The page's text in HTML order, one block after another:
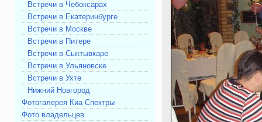
Встречи в Чебоксарах
Встречи в Екатеринбурге
Встречи в Москве
Встречи в Питере
Встречи в Сыктывкаре
Встречи в Ульяновске
Встречи в Ухте
Нижний Новгород
Фотогалерея Киа Спектры
Фото владельцев